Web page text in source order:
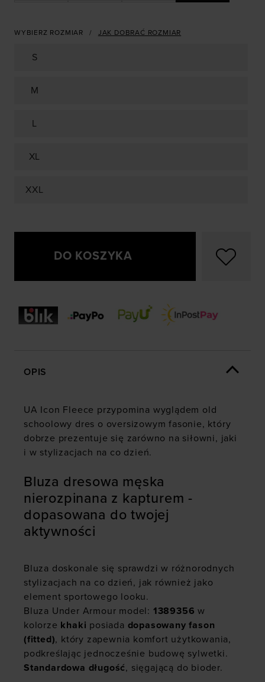
WYBIERZ ROZMIAR JAK DOBRAĆ ROZMIAR
S
M
L
XL
XXL
DO KOSZYKA
OPIS
UA Icon Fleece przypomina wyglądem old
schoolowy dres o oversizowym fasonie, który
dobrze prezentuje się zarówno na siłowni, jaki
i w stylizacjach na co dzień.
Bluza dresowa męska
nierozpinana z kapturem -
dopasowana do twojej
aktywności
Bluza doskonale się sprawdzi w różnorodnych
stylizacjach na co dzień, jak również jako
element sportowego looku.
Bluza Under Armour model: 1389356 w
kolorze khaki posiada dopasowany fason
(fitted), który zapewnia komfort użytkowania,
podkreślając jednocześnie budowę sylwetki.
Standardowa długość, sięgającą do bioder.